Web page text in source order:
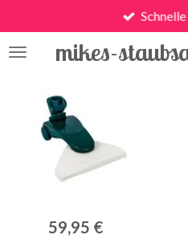
Hauptinhalt
springenmikes-
59,95 €